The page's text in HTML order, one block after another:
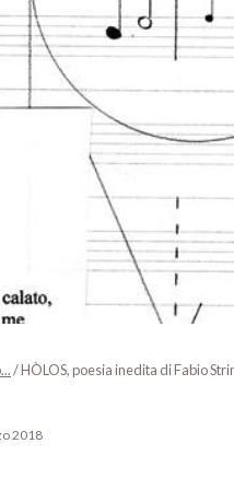
/HÒLOS, poesia inedita di Fabio
2018